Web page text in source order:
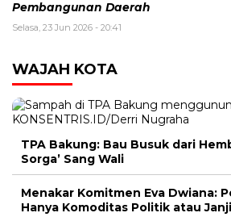
Pembangunan Daerah
Selasa, 23 Jun 2026 - 20:41
WAJAH KOTA
TPA Bakung: Bau Busuk dari
Sorga’ Sang Wali
Menakar Komitmen Eva Dwiana:
Hanya Komoditas Politik atau